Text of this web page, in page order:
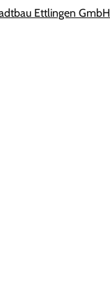
Ettlingen GmbH